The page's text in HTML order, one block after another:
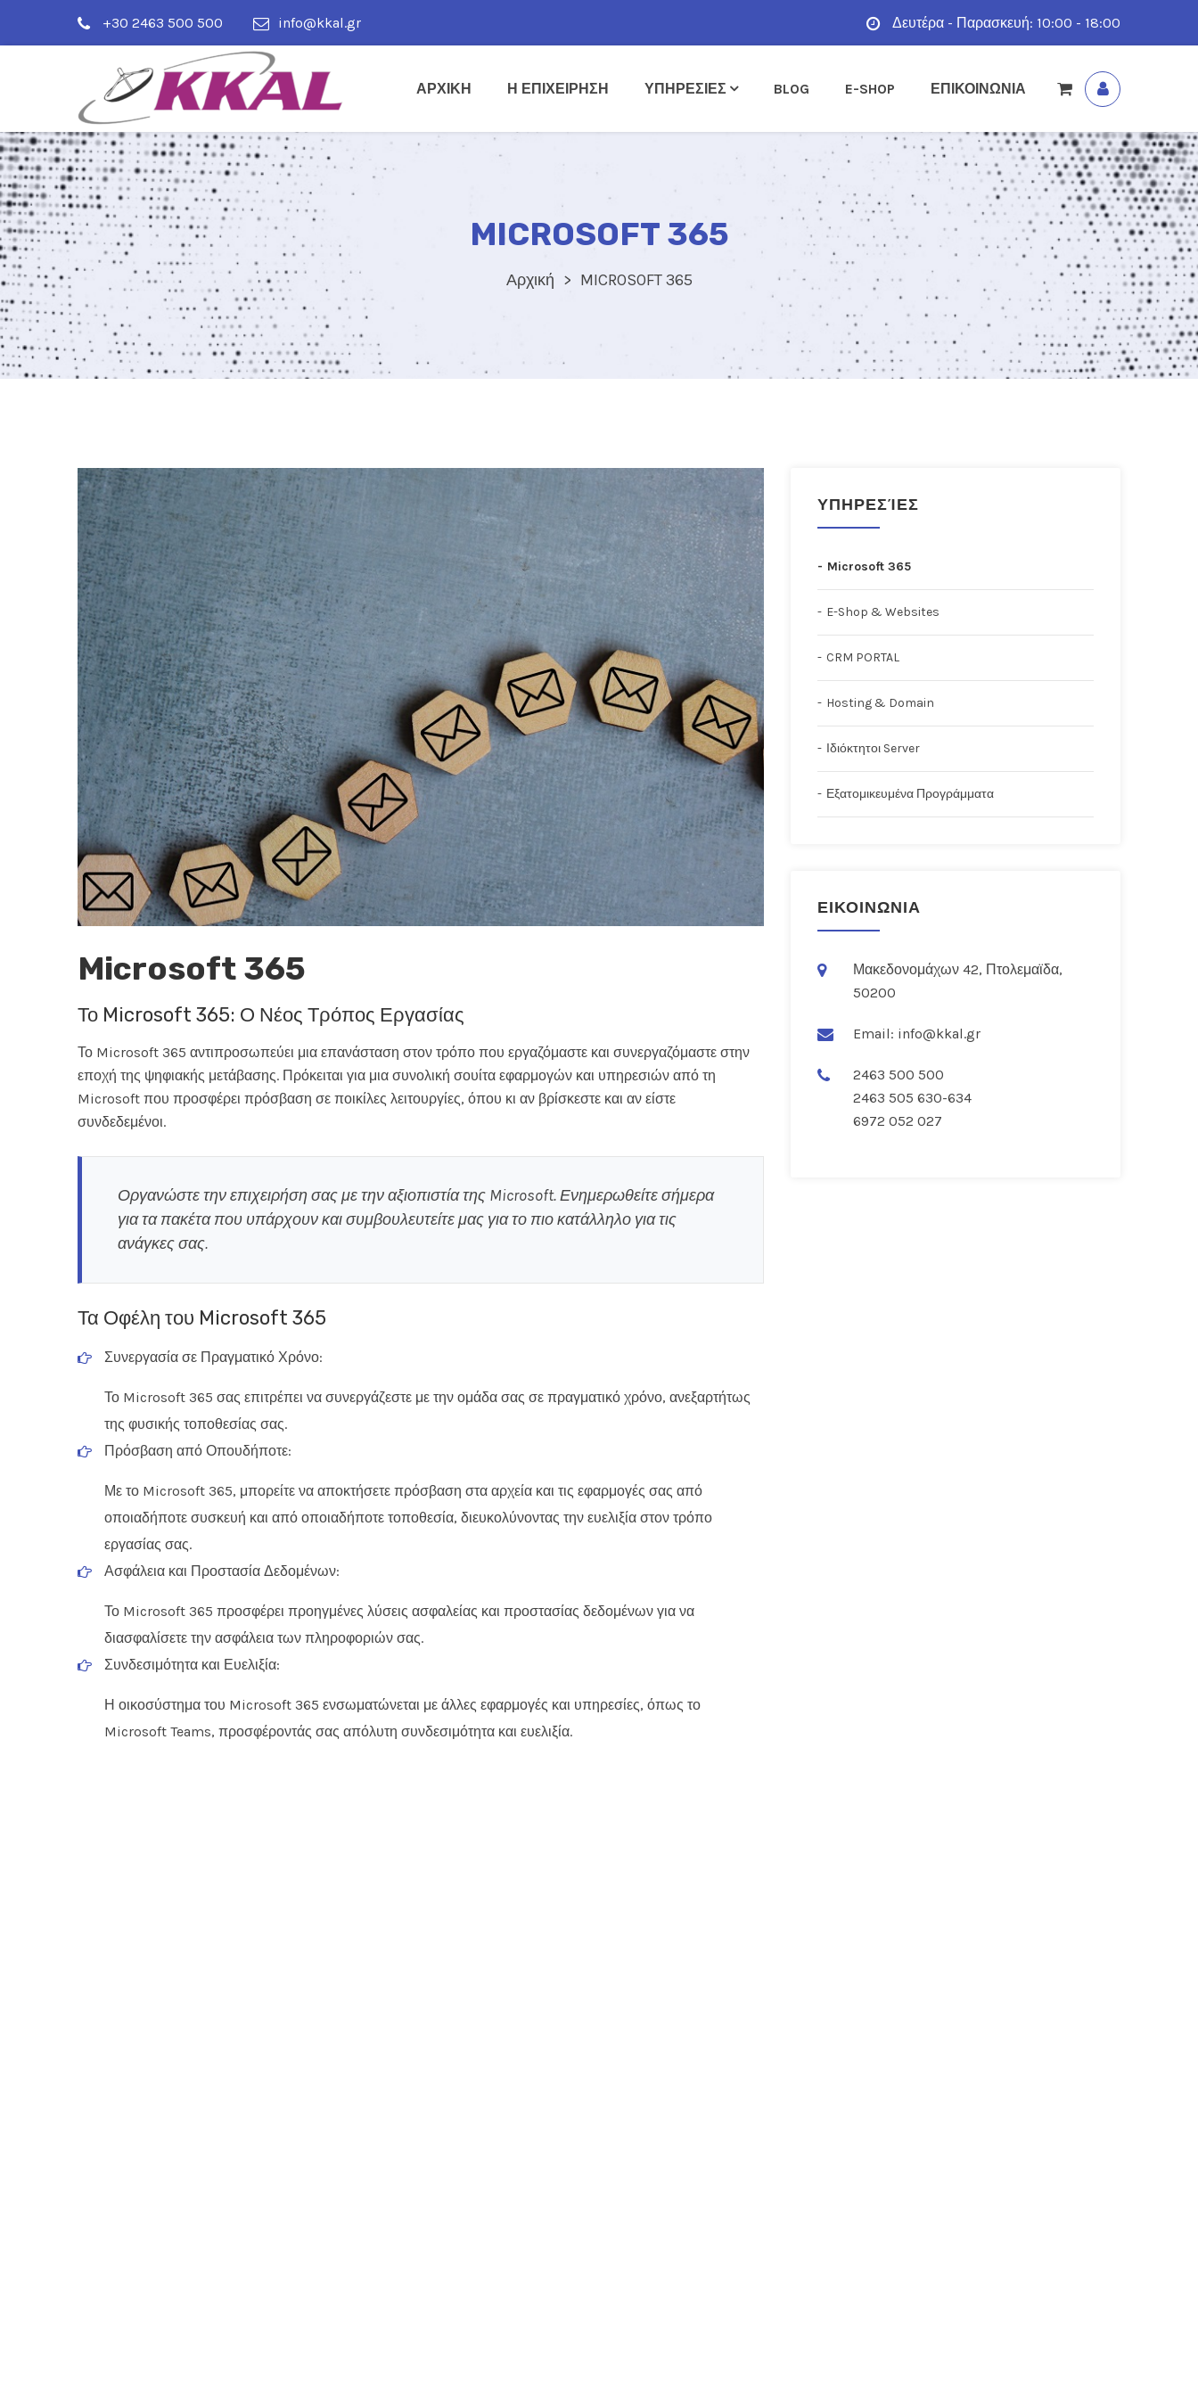
+30 2463 500 500 info@kkal.gr Δευτέρα - Παρασκευή: 10:00 - 18:00
ΑΡΧΙΚΗ Η ΕΠΙΧΕΙΡΗΣΗ ΥΠΗΡΕΣΙΕΣ BLOG E-SHOP ΕΠΙΚΟΙΝΩΝΙΑ
MICROSOFT 365
Αρχική MICROSOFT 365
Microsoft 365
Το Microsoft 365: Ο Νέος Τρόπος Εργασίας
Το Microsoft 365 αντιπροσωπεύει μια επανάσταση στον τρόπο που εργαζόμαστε και συνεργαζόμαστε στην
εποχή της ψηφιακής μετάβασης. Πρόκειται για μια συνολική σουίτα εφαρμογών και υπηρεσιών από τη
Microsoft που προσφέρει πρόσβαση σε ποικίλες λειτουργίες, όπου κι αν βρίσκεστε και αν είστε
συνδεδεμένοι.
Οργανώστε την επιχειρήση σας με την αξιοπιστία της Microsoft. Ενημερωθείτε σήμερα
για τα πακέτα που υπάρχουν και συμβουλευτείτε μας για το πιο κατάλληλο για τις
ανάγκες σας.
Τα Οφέλη του Microsoft 365
Συνεργασία σε Πραγματικό Χρόνο:
Το Microsoft 365 σας επιτρέπει να συνεργάζεστε με την ομάδα σας σε πραγματικό χρόνο, ανεξαρτήτως
της φυσικής τοποθεσίας σας.
Πρόσβαση από Οπουδήποτε:
Με το Microsoft 365, μπορείτε να αποκτήσετε πρόσβαση στα αρχεία και τις εφαρμογές σας από
οποιαδήποτε συσκευή και από οποιαδήποτε τοποθεσία, διευκολύνοντας την ευελιξία στον τρόπο
εργασίας σας.
Ασφάλεια και Προστασία Δεδομένων:
Το Microsoft 365 προσφέρει προηγμένες λύσεις ασφαλείας και προστασίας δεδομένων για να
διασφαλίσετε την ασφάλεια των πληροφοριών σας.
Συνδεσιμότητα και Ευελιξία:
Η οικοσύστημα του Microsoft 365 ενσωματώνεται με άλλες εφαρμογές και υπηρεσίες, όπως το
Microsoft Teams, προσφέροντάς σας απόλυτη συνδεσιμότητα και ευελιξία.
ΥΠΗΡΕΣΊΕΣ
Microsoft 365
E-Shop & Websites
CRM PORTAL
Hosting & Domain
Ιδιόκτητοι Server
Εξατομικευμένα Προγράμματα
ΕΙΚΟΙΝΩΝΙΑ
Μακεδονομάχων 42, Πτολεμαϊδα,
50200
Email: info@kkal.gr
2463 500 500
2463 505 630-634
6972 052 027
Βρισκόμαστε δίπλα στις επιχειρήσεις
που μας εμπιστεύονται με
εξιδεικευμένες λύσεις και συνεχή
Περισσότερα...
10.00 - 18.00 ΔΕΥΤΕΡΑ
10.00 - 18.00 ΤΡΙΤΗ
10.00 - 18.00 ΠΑΡΑΣΚΕΥΗ
Η επιχείρηση
Τρόποι Πληρωμής